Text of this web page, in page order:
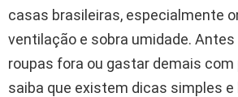
casas brasileiras, especialmente
ventilação e sobra umidade. Antes
roupas fora ou gastar demais
saiba que existem dicas simples